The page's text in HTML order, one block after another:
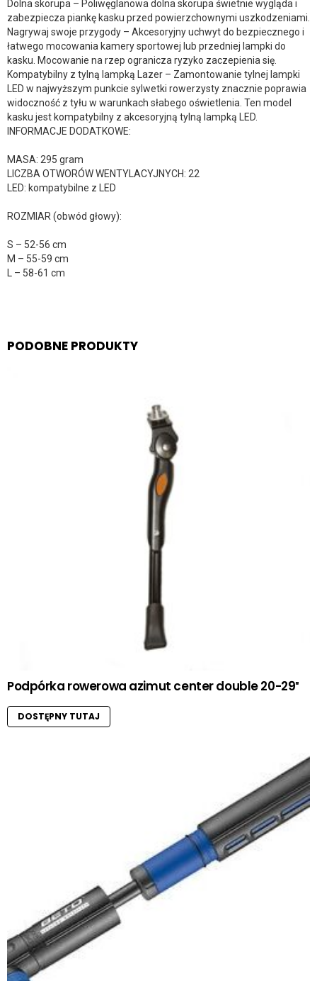
Dolna skorupa – Poliwęglanowa dolna skorupa świetnie wygląda i
zabezpiecza piankę kasku przed powierzchownymi uszkodzeniami.
Nagrywaj swoje przygody – Akcesoryjny uchwyt do bezpiecznego i
łatwego mocowania kamery sportowej lub przedniej lampki do
kasku. Mocowanie na rzep ogranicza ryzyko zaczepienia się.
Kompatybilny z tylną lampką Lazer – Zamontowanie tylnej lampki
LED w najwyższym punkcie sylwetki rowerzysty znacznie poprawia
widoczność z tyłu w warunkach słabego oświetlenia. Ten model
kasku jest kompatybilny z akcesoryjną tylną lampką LED.
INFORMACJE DODATKOWE:
MASA: 295 gram
LICZBA OTWORÓW WENTYLACYJNYCH: 22
LED: kompatybilne z LED
ROZMIAR (obwód głowy):
S – 52-56 cm
M – 55-59 cm
L – 58-61 cm
PODOBNE PRODUKTY
Podpórka rowerowa azimut center double 20-29″
DOSTĘPNY TUTAJ